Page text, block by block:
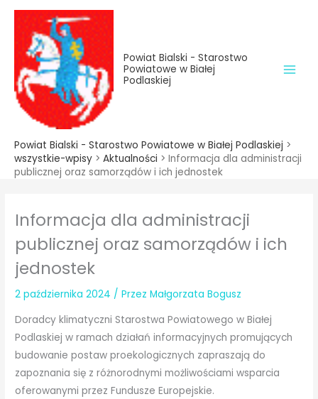
treści
Przejdź
treści
Powiat Bialski - Starostwo
Powiatowe w Białej
Podlaskiej
Powiat Bialski - Starostwo Powiatowe w Białej Podlaskiej >
wszystkie-wpisy > Aktualności > Informacja dla administracji
publicznej oraz samorządów i ich jednostek
Informacja dla administracji
publicznej oraz samorządów i ich
jednostek
2 października 2024 / PrzezMałgorzata Bogusz
Doradcy klimatyczni Starostwa Powiatowego w Białej
Podlaskiej w ramach działań informacyjnych promujących
budowanie postaw proekologicznych zapraszają do
zapoznania się z różnorodnymi możliwościami wsparcia
oferowanymi przez Fundusze Europejskie.